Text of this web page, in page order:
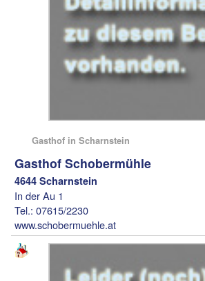
Gasthof in Scharnstein
Gasthof Schobermühle
4644 Scharnstein
In der Au 1
Tel.: 07615/2230
www.schobermuehle.at